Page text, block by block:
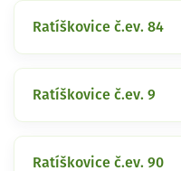
Ratíškovice č.ev. 84
Ratíškovice č.ev. 9
Ratíškovice č.ev. 90